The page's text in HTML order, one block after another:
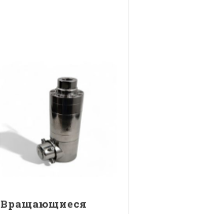
Вращающиеся